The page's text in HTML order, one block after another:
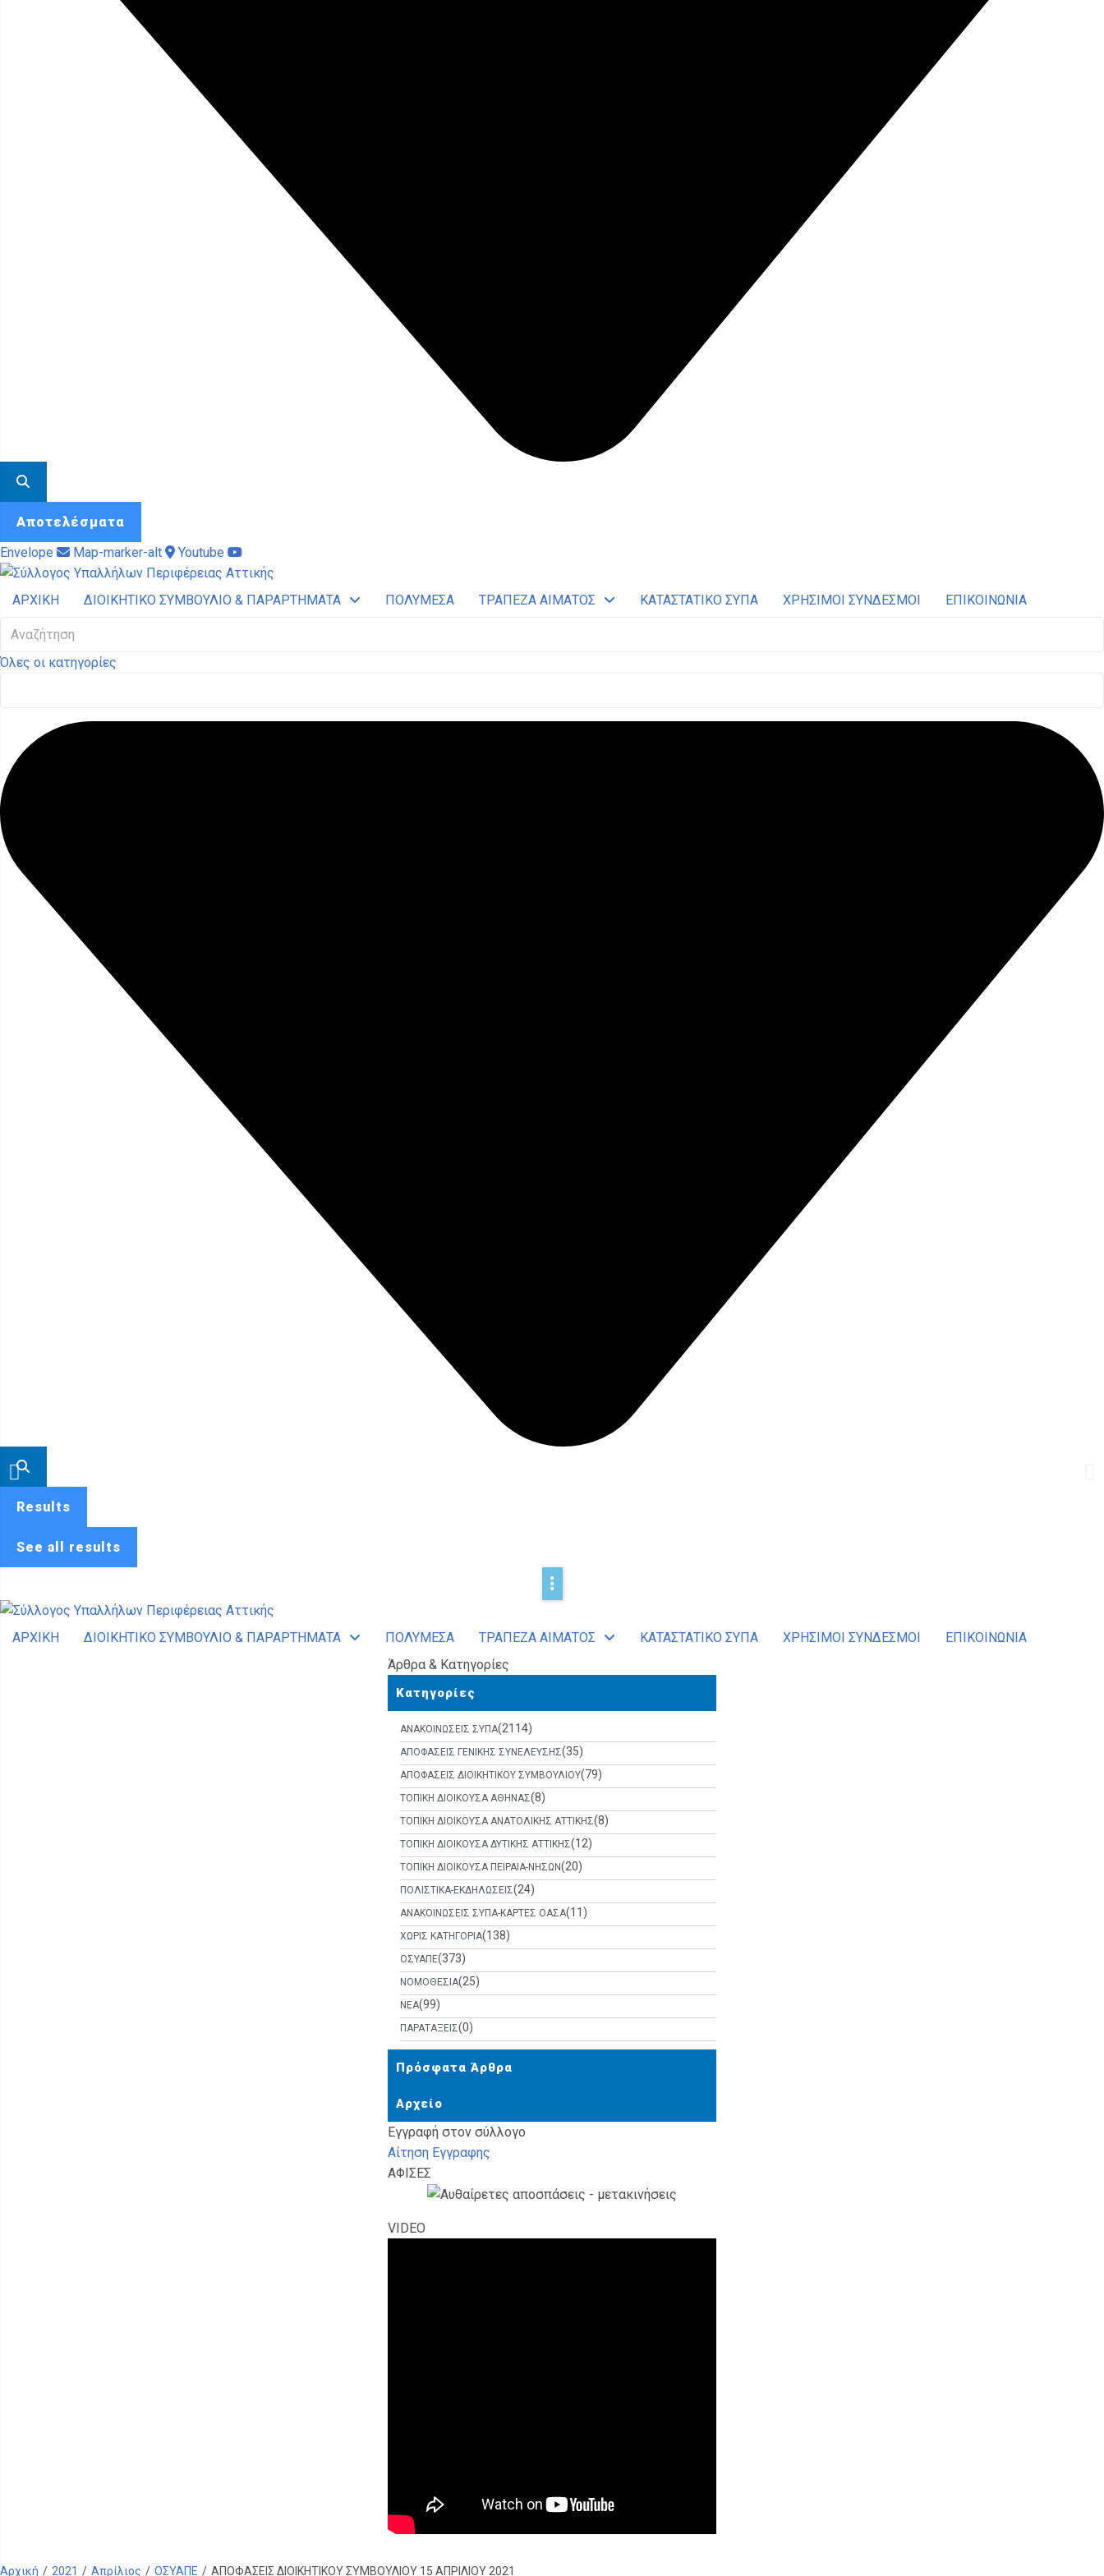
Αποτελέσματα
Envelope
Map-marker-alt Youtube
ΑΡΧΙΚΗ ΔΙΟΙΚΗΤΙΚΟ ΣΥΜΒΟΥΛΙΟ & ΠΑΡΑΡΤΗΜΑΤΑ ΠΟΛΥΜΕΣΑ ΤΡΑΠΕΖΑ ΑΙΜΑΤΟΣ ΚΑΤΑΣΤΑΤΙΚΟ ΣΥΠΑ ΧΡΗΣΙΜΟΙ ΣΥΝΔΕΣΜΟΙ
ΕΠΙΚΟΙΝΩΝΙΑ
Search
Όλες οι κατηγορίες
Results
See all results
ΑΡΧΙΚΗ ΔΙΟΙΚΗΤΙΚΟ ΣΥΜΒΟΥΛΙΟ & ΠΑΡΑΡΤΗΜΑΤΑ ΠΟΛΥΜΕΣΑ ΤΡΑΠΕΖΑ ΑΙΜΑΤΟΣ ΚΑΤΑΣΤΑΤΙΚΟ ΣΥΠΑ ΧΡΗΣΙΜΟΙ ΣΥΝΔΕΣΜΟΙ
ΕΠΙΚΟΙΝΩΝΙΑ
Άρθρα & Κατηγορίες
Κατηγορίες
ΑΝΑΚΟΙΝΩΣΕΙΣ ΣΥΠΑ(2114)
ΑΠΟΦΑΣΕΙΣ ΓΕΝΙΚΗΣ ΣΥΝΕΛΕΥΣΗΣ(35)
ΑΠΟΦΑΣΕΙΣ ΔΙΟΙΚΗΤΙΚΟΥ ΣΥΜΒΟΥΛΙΟΥ(79)
ΤΟΠΙΚΗ ΔΙΟΙΚΟΥΣΑ ΑΘΗΝΑΣ(8)
ΤΟΠΙΚΗ ΔΙΟΙΚΟΥΣΑ ΑΝΑΤΟΛΙΚΗΣ ΑΤΤΙΚΗΣ(8)
ΤΟΠΙΚΗ ΔΙΟΙΚΟΥΣΑ ΔΥΤΙΚΗΣ ΑΤΤΙΚΗΣ(12)
ΤΟΠΙΚΗ ΔΙΟΙΚΟΥΣΑ ΠΕΙΡΑΙΑ-ΝΗΣΩΝ(20)
ΠΟΛΙΣΤΙΚΑ-ΕΚΔΗΛΩΣΕΙΣ(24)
ΑΝΑΚΟΙΝΩΣΕΙΣ ΣΥΠΑ-ΚΑΡΤΕΣ ΟΑΣΑ(11)
ΧΩΡΙΣ ΚΑΤΗΓΟΡΙΑ(138)
ΟΣΥΑΠΕ(373)
ΝΟΜΟΘΕΣΙΑ(25)
ΝΕΑ(99)
ΠΑΡΑΤΑΞΕΙΣ(0)
Πρόσφατα Άρθρα
Αρχείο
Εγγραφή στον σύλλογο
Αίτηση Εγγραφης
ΑΦΙΣΕΣ
VIDEO
Αρχική / 2021 / Απρίλιος / ΟΣΥΑΠΕ / ΑΠΟΦΑΣΕΙΣ ΔΙΟΙΚΗΤΙΚΟΥ ΣΥΜΒΟΥΛΙΟΥ 15 ΑΠΡΙΛΙΟΥ 2021